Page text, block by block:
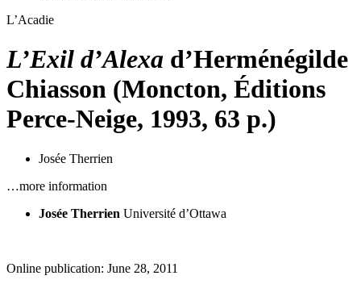
L’Acadie
L’Exil d’Alexa d’Herménégilde
Chiasson (Moncton, Éditions
Perce-Neige, 1993, 63 p.)
Josée Therrien
…more information
Josée Therrien Université d’Ottawa
Online publication: June 28, 2011